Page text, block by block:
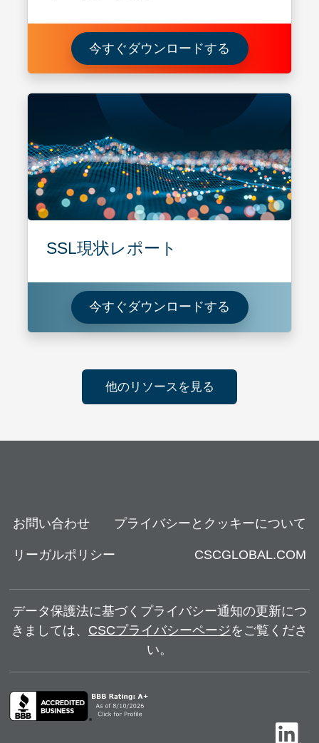
今すぐダウンロードする 知的財産権侵
SSL現状レポート
今すぐダウンロードする SSL現状レポ
他のリソースを見る
お問い合わせ プライバシーとクッキーについて
リーガルポリシー CSCGLOBAL.COM
データ保護法に基づくプライバシー通知の更新につ
きましては、 CSCプライバシーページをご覧くださ
い。